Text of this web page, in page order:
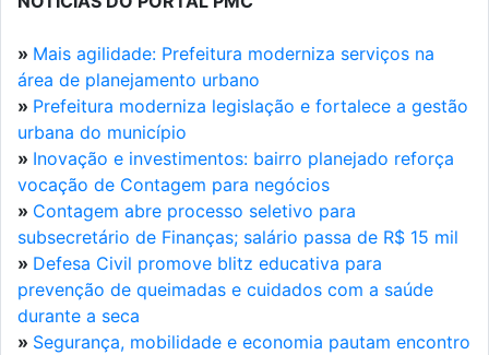
» Mais agilidade: Prefeitura moderniza serviços na
área de planejamento urbano
» Prefeitura moderniza legislação e fortalece a gestão
urbana do município
» Inovação e investimentos: bairro planejado reforça
vocação de Contagem para negócios
» Contagem abre processo seletivo para
subsecretário de Finanças; salário passa de R$ 15 mil
» Defesa Civil promove blitz educativa para
prevenção de queimadas e cuidados com a saúde
durante a seca
» Segurança, mobilidade e economia pautam encontro